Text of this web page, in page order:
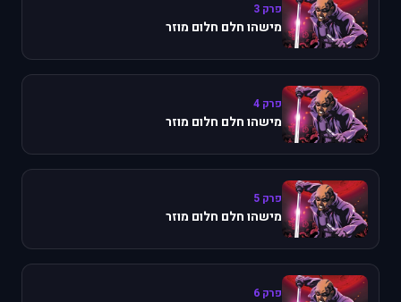
פרק 3
מישהו חלם חלום מוזר
פרק 4
מישהו חלם חלום מוזר
פרק 5
מישהו חלם חלום מוזר
פרק 6